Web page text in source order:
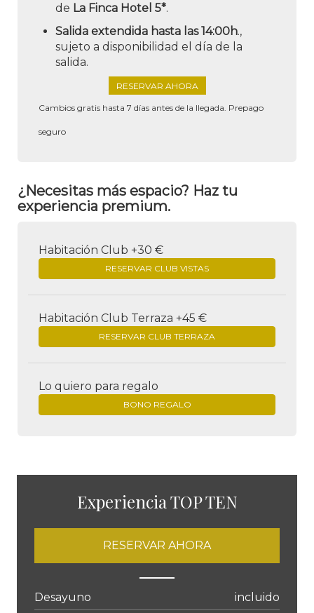
de La Finca Hotel 5*.
Salida extendida hasta las 14:00h.,
sujeto a disponibilidad el día de la
salida.
RESERVAR AHORA
Cambios gratis hasta 7 días antes de la llegada. Prepago
seguro
¿Necesitas más espacio? Haz tu
experiencia premium.
Habitación Club +30 €
RESERVAR CLUB VISTAS
Habitación Club Terraza +45 €
RESERVAR CLUB TERRAZA
Lo quiero para regalo
BONO REGALO
Experiencia TOP TEN
RESERVAR AHORA
Desayuno
incluido